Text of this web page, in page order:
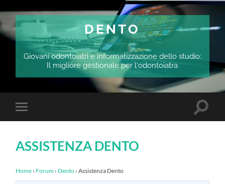
DENTO
Giovani odontoiatri e informatizzazione dello studio:
Il migliore gestionale per l'odontoiatra
Attiva/disattiva
il
dispositivi
ASSISTENZA DENTO
Home › Forum › Dento › Assistenza Dento